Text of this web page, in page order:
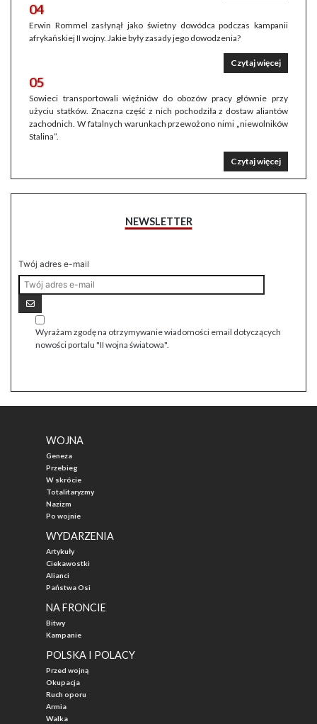
04
Erwin Rommel zasłynął jako świetny dowódca podczas kampanii
afrykańskiej II wojny. Jakie były zasady jego dowodzenia?
Czytaj więcej
05
Sowieci transportowali więźniów do obozów pracy głównie przy
użyciu statków. Znaczna część z nich pochodziła z dostaw aliantów
zachodnich. W fatalnych warunkach przewożono nimi „niewolników
Stalina”.
Czytaj więcej
NEWSLETTER
Twój adres e-mail
Wyrażam zgodę na otrzymywanie wiadomości email dotyczących
nowości portalu "II wojna światowa".
WOJNA
Geneza
Przebieg
W skrócie
Totalitaryzmy
Nazizm
Po wojnie
WYDARZENIA
Artykuły
Ciekawostki
Alianci
Państwa Osi
NA FRONCIE
Bitwy
Kampanie
POLSKA I POLACY
Przed wojną
Okupacja
Ruch oporu
Armia
Walka